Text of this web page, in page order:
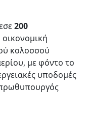
200
κολοσσού
με φόντο το
υποδομές